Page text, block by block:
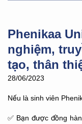
Phenikaa
nghiệm,
tạo, thân
28/06/2023
Nếu là sinh viên
✅ Bạn được đồng